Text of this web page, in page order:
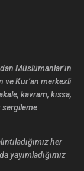
Müslümanlar’ın
ve Kur’an merkezli
kavram, kıssa,
sergileme
her
yayımladığımız